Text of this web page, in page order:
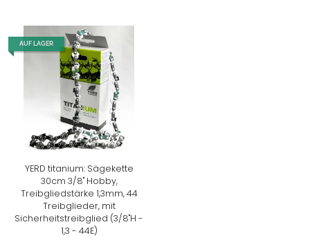
AUF LAGER
YERD titanium: Sägekette
30cm 3/8" Hobby,
Treibgliedstärke 1,3mm, 44
Treibglieder, mit
Sicherheitstreibglied (3/8"H -
1,3 - 44E)